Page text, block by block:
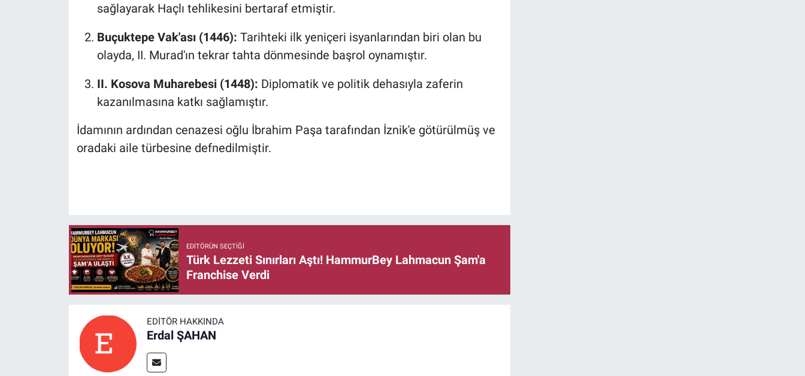
sağlayarak Haçlı tehlikesini bertaraf etmiştir.
Buçuktepe Vak'ası (1446): Tarihteki ilk yeniçeri isyanlarından biri olan bu
olayda, II. Murad'ın tekrar tahta dönmesinde başrol oynamıştır.
II. Kosova Muharebesi (1448): Diplomatik ve politik dehasıyla zaferin
kazanılmasına katkı sağlamıştır.
İdamının ardından cenazesi oğlu İbrahim Paşa tarafından İznik'e götürülmüş ve
oradaki aile türbesine defnedilmiştir.
EDITÖRÜN SEÇTIĞI
Türk Lezzeti Sınırları Aştı! HammurBey Lahmacun Şam'a
Franchise Verdi
EDITÖR HAKKINDA
Erdal ŞAHAN